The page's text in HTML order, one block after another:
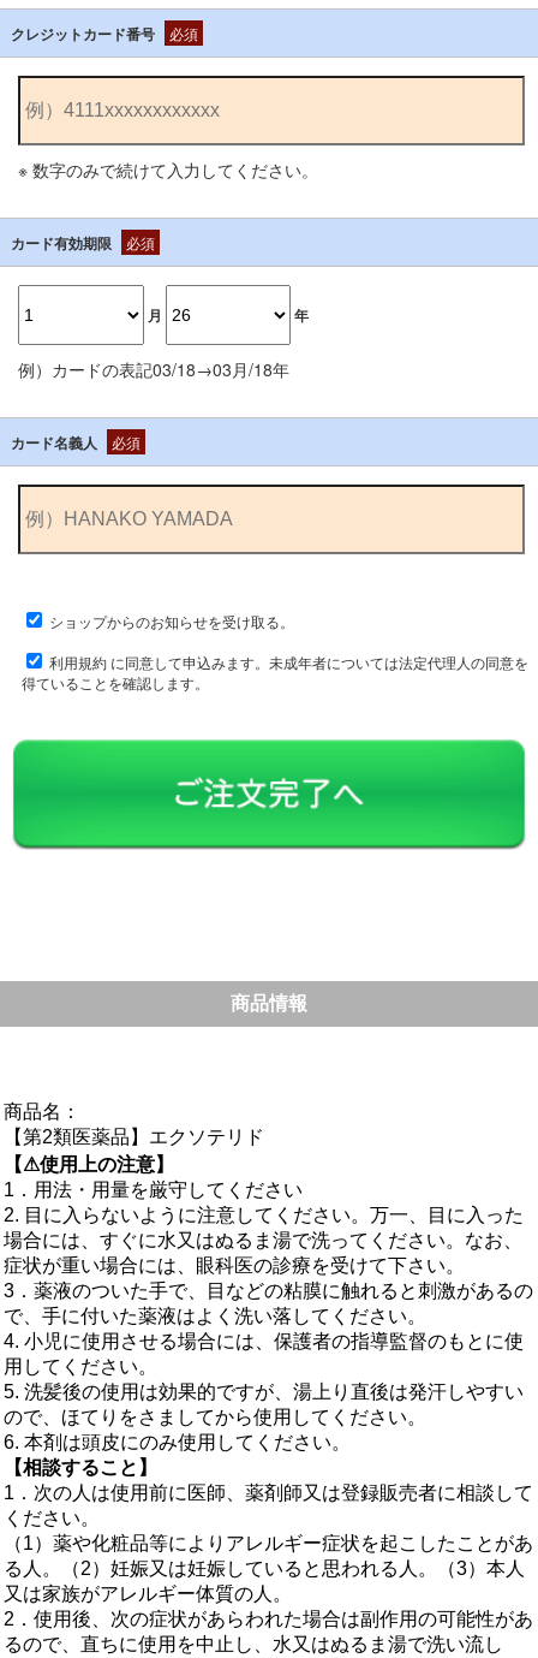
クレジットカード番号 必須
※ 数字のみで続けて入力してください。
カード有効期限 必須
月 年
例）カードの表記03/18→03月/18年
カード名義人 必須
ショップからのお知らせを受け取る。
利用規約に同意して申込みます。未成年者については法定代理人の同意を
得ていることを確認します。
商品情報
商品名：
【第2類医薬品】エクソテリド
【⚠使用上の注意】
1．用法・用量を厳守してください
2. 目に入らないように注意してください。万一、目に入った
場合には、すぐに水又はぬるま湯で洗ってください。なお、
症状が重い場合には、眼科医の診療を受けて下さい。
3．薬液のついた手で、目などの粘膜に触れると刺激があるの
で、手に付いた薬液はよく洗い落してください。
4. 小児に使用させる場合には、保護者の指導監督のもとに使
用してください。
5. 洗髪後の使用は効果的ですが、湯上り直後は発汗しやすい
ので、ほてりをさましてから使用してください。
6. 本剤は頭皮にのみ使用してください。
【相談すること】
1．次の人は使用前に医師、薬剤師又は登録販売者に相談して
ください。
（1）薬や化粧品等によりアレルギー症状を起こしたことがあ
る人。（2）妊娠又は妊娠していると思われる人。（3）本人
又は家族がアレルギー体質の人。
2．使用後、次の症状があらわれた場合は副作用の可能性があ
るので、直ちに使用を中止し、水又はぬるま湯で洗い流し